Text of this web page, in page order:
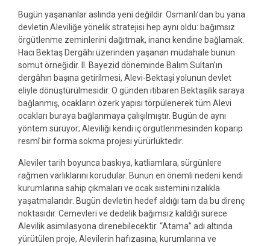
Bugün yaşananlar aslında yeni değildir. Osmanlı’dan bu yana
devletin Aleviliğe yönelik stratejisi hep aynı oldu: bağımsız
örgütlenme zeminlerini dağıtmak, inancı kendine bağlamak.
Hacı Bektaş Dergâhı üzerinden yaşanan müdahale bunun
somut örneğidir. II. Bayezid döneminde Balım Sultan’ın
dergâhın başına getirilmesi, Alevi-Bektaşi yolunun devlet
eliyle dönüştürülmesidir. O günden itibaren Bektaşilik saraya
bağlanmış, ocakların özerk yapısı törpülenerek tüm Alevi
ocakları buraya bağlanmaya çalışılmıştır. Bugün de aynı
yöntem sürüyor; Aleviliği kendi iç örgütlenmesinden koparıp
resmî bir forma sokma projesi yürürlüktedir.
Aleviler tarih boyunca baskıya, katliamlara, sürgünlere
rağmen varlıklarını korudular. Bunun en önemli nedeni kendi
kurumlarına sahip çıkmaları ve ocak sistemini rızalıkla
yaşatmalarıdır. Bugün devletin hedef aldığı tam da bu direnç
noktasıdır. Cemevleri ve dedelik bağımsız kaldığı sürece
Alevilik asimilasyona direnebilecektir. “Atama” adı altında
yürütülen proje, Alevilerin hafızasına, kurumlarına ve